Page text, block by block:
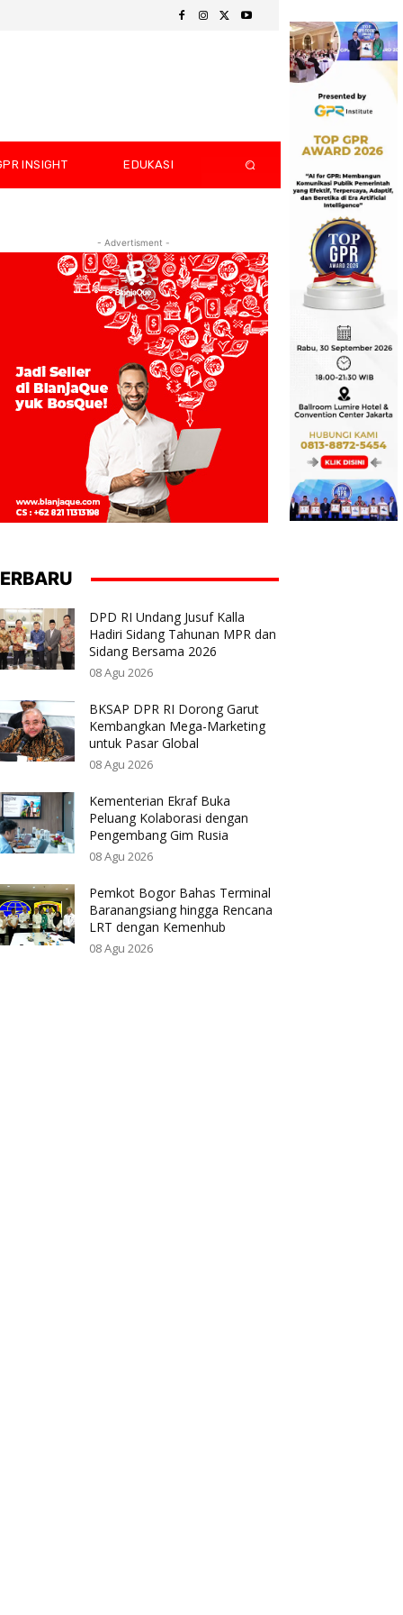
INSIGHT EDUKASI
- Advertisment -
DPD RI Undang Jusuf Kalla
Hadiri Sidang Tahunan MPR dan
Sidang Bersama 2026
08 Agu 2026
BKSAP DPR RI Dorong Garut
Kembangkan Mega-Marketing
untuk Pasar Global
08 Agu 2026
Kementerian Ekraf Buka
Peluang Kolaborasi dengan
Pengembang Gim Rusia
08 Agu 2026
Pemkot Bogor Bahas Terminal
Baranangsiang hingga Rencana
LRT dengan Kemenhub
08 Agu 2026